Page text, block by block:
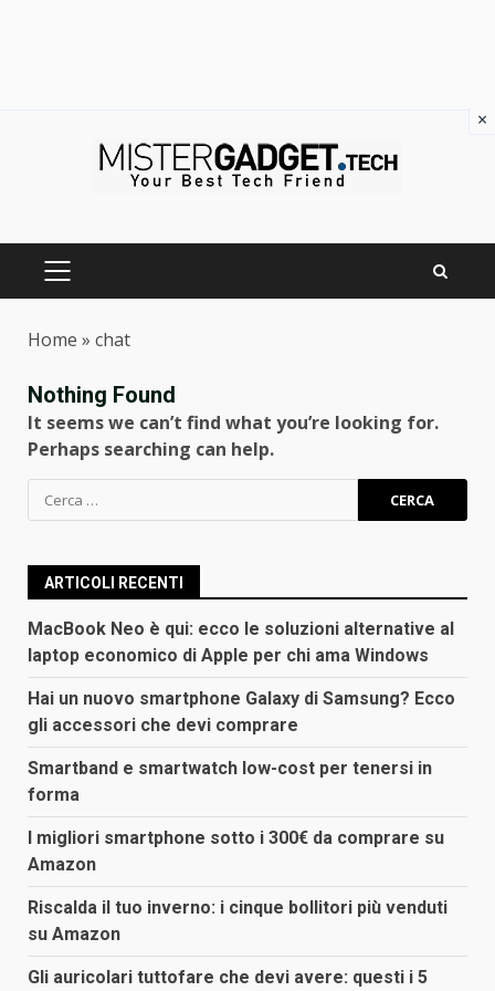
PRIMARY
Home » chat
Nothing Found
It seems we can’t find what you’re looking for.
Perhaps searching can help.
Ricerca
per:
ARTICOLI RECENTI
MacBook Neo è qui: ecco le soluzioni alternative al
laptop economico di Apple per chi ama Windows
Hai un nuovo smartphone Galaxy di Samsung? Ecco
gli accessori che devi comprare
Smartband e smartwatch low-cost per tenersi in
forma
I migliori smartphone sotto i 300€ da comprare su
Amazon
Riscalda il tuo inverno: i cinque bollitori più venduti
su Amazon
Gli auricolari tuttofare che devi avere: questi i 5
×